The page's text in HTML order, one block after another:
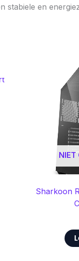
stabiele en
NIET
Sharkoon